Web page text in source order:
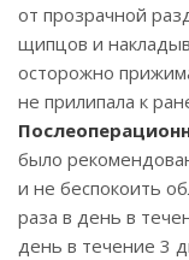
от прозрачной
щипцов и
осторожно
не прилипала к
было
и не беспокоить
раза в день в
день в течение 3